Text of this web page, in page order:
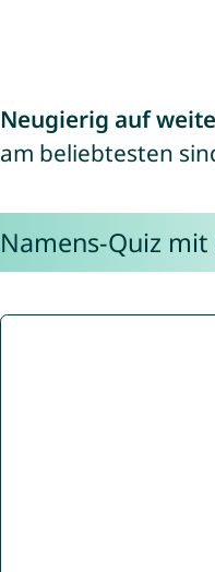
Neugierig auf
am beliebtesten
Namens-Quiz